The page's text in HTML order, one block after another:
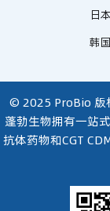
日
韩
© 2025 ProBio 版
蓬勃生物拥有一站
抗体药物和CGT